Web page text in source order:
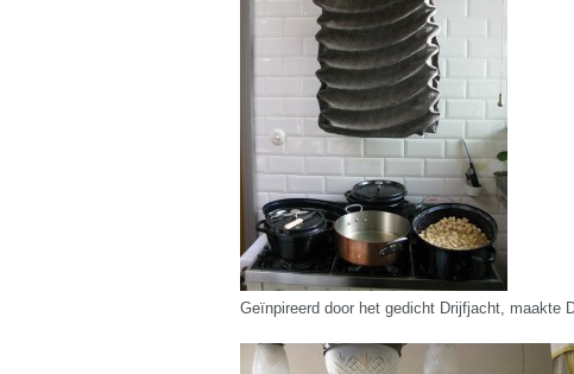
Geïnpireerd door het gedicht Drijfjacht, maakte